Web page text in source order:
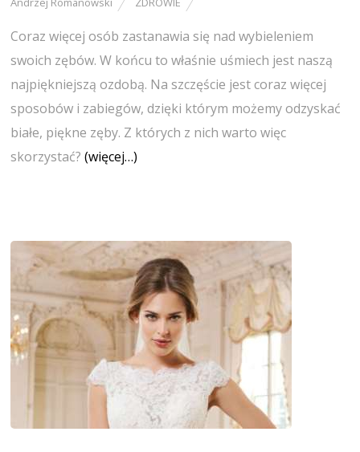
Coraz więcej osób zastanawia się nad wybieleniem
swoich zębów. W końcu to właśnie uśmiech jest naszą
najpiękniejszą ozdobą. Na szczęście jest coraz więcej
sposobów i zabiegów, dzięki którym możemy odzyskać
białe, piękne zęby. Z których z nich warto więc
skorzystać?(więcej…)